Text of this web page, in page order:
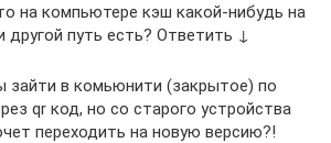
на компьютере кэш какой-нибудь на
другой путь есть? Ответить ↓
зайти в комьюнити (закрытое) по
qr код, но со старого устройства
переходить на новую версию?!